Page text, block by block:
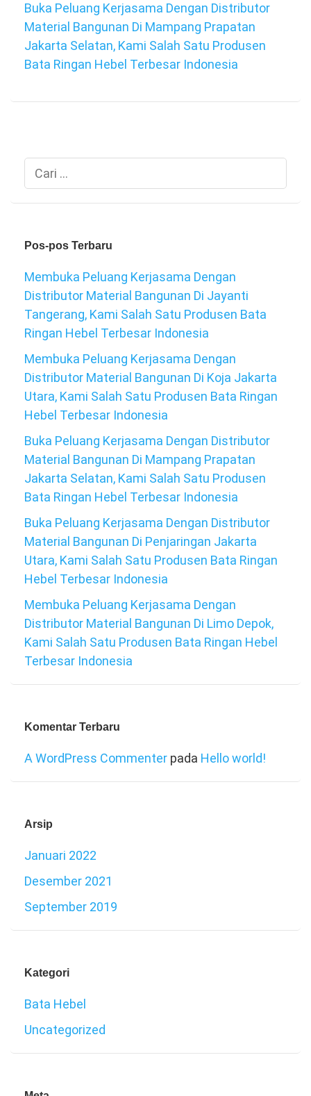
Buka Peluang Kerjasama Dengan Distributor
Material Bangunan Di Mampang Prapatan
Jakarta Selatan, Kami Salah Satu Produsen
Bata Ringan Hebel Terbesar Indonesia
Cari
untuk:
Pos-pos Terbaru
Membuka Peluang Kerjasama Dengan
Distributor Material Bangunan Di Jayanti
Tangerang, Kami Salah Satu Produsen Bata
Ringan Hebel Terbesar Indonesia
Membuka Peluang Kerjasama Dengan
Distributor Material Bangunan Di Koja Jakarta
Utara, Kami Salah Satu Produsen Bata Ringan
Hebel Terbesar Indonesia
Buka Peluang Kerjasama Dengan Distributor
Material Bangunan Di Mampang Prapatan
Jakarta Selatan, Kami Salah Satu Produsen
Bata Ringan Hebel Terbesar Indonesia
Buka Peluang Kerjasama Dengan Distributor
Material Bangunan Di Penjaringan Jakarta
Utara, Kami Salah Satu Produsen Bata Ringan
Hebel Terbesar Indonesia
Membuka Peluang Kerjasama Dengan
Distributor Material Bangunan Di Limo Depok,
Kami Salah Satu Produsen Bata Ringan Hebel
Terbesar Indonesia
Komentar Terbaru
A WordPress Commenter pada Hello world!
Arsip
Januari 2022
Desember 2021
September 2019
Kategori
Bata Hebel
Uncategorized